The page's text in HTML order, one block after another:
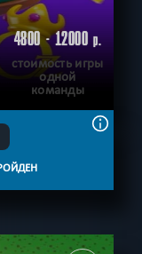
4800 - 12000р.
стоимость игры
одной
команды